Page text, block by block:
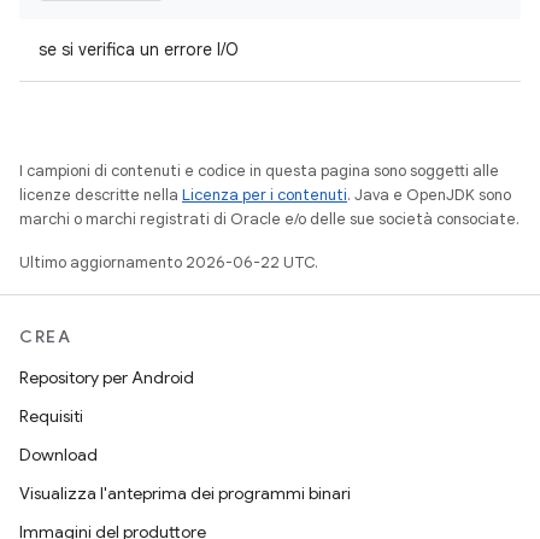
se si verifica un errore I/O
I campioni di contenuti e codice in questa pagina sono soggetti alle
licenze descritte nella Licenza per i contenuti. Java e OpenJDK sono
marchi o marchi registrati di Oracle e/o delle sue società consociate.
Ultimo aggiornamento 2026-06-22 UTC.
CREA
Repository per Android
Requisiti
Download
Visualizza l'anteprima dei programmi binari
Immagini del produttore